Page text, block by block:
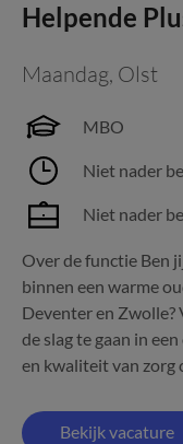
Helpende
Maandag, Olst
MBO
Niet nader
Niet nader
Over de functie Ben
binnen een warme
Deventer en Zwolle?
de slag te gaan in
en kwaliteit van zorg
Bekijk vacature